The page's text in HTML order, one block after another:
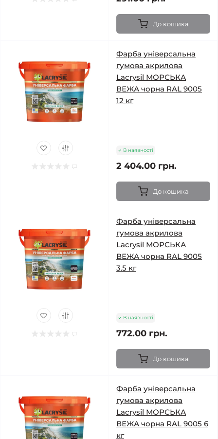
До кошика
Фарба універсальна
гумова акрилова
Lacrysil МОРСЬКА
ВЕЖА чорна RAL 9005
12 кг
В наявності
2 404.00 грн.
До кошика
Фарба універсальна
гумова акрилова
Lacrysil МОРСЬКА
ВЕЖА чорна RAL 9005
3.5 кг
В наявності
772.00 грн.
До кошика
Фарба універсальна
гумова акрилова
Lacrysil МОРСЬКА
ВЕЖА чорна RAL 9005 6
кг